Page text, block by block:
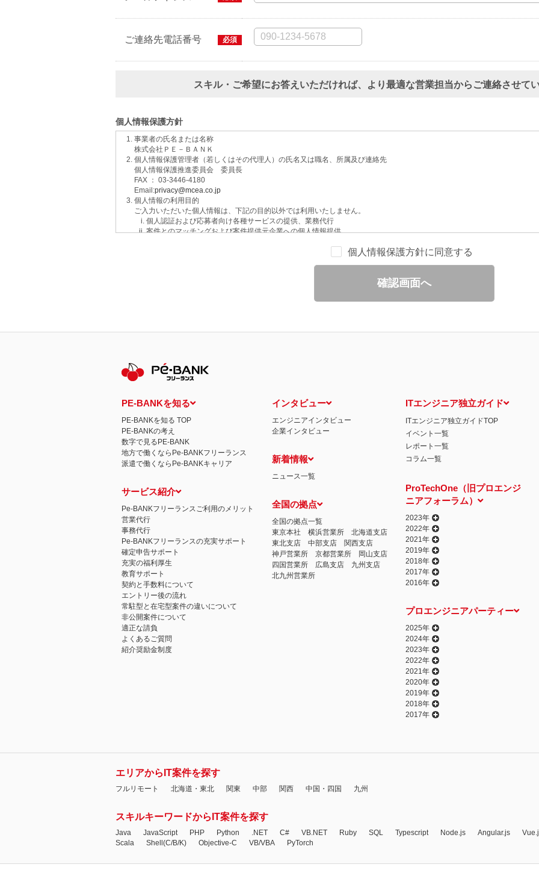
ご連絡先電話番号 必須
スキル・ご希望にお答えいただければ、より最適な営業担当からご連絡させて
個人情報保護方針
事業者の氏名または名称
株式会社ＰＥ－ＢＡＮＫ
個人情報保護管理者（若しくはその代理人）の氏名又は職名、所属及び連絡先
個人情報保護推進委員会 委員長
FAX ： 03-3446-4180
Email:privacy@mcea.co.jp
個人情報の利用目的
ご入力いただいた個人情報は、下記の目的以外では利用いたしません。
個人認証および応募者向け各種サービスの提供、業務代行
案件とのマッチングおよび案件提供元企業への個人情報提供
当社運営のウェブサイト訪問前にクリックされている広告の情報（クリック日や広告掲載サイトなど）を取得のうえ、情
取得した個人情報は法令等による場合を除いて第三者に提供することはありません。
保有個人データの開示等および問い合わせ窓口について
開示等に応ずる窓口は、下記 個人情報相談窓口になります。
認定個人情報保護団体の名称および、苦情の解決の申出先
苦情の解決の申出先
相談・苦情受付窓口
住所 〒108-0074 東京都港区高輪二丁目15番8号 グレイスビル泉岳寺前
TEL： 03-6311-7161 FAX： 03-4415-2032
本人が容易に認識できない方法による個人情報の取得
当ウェブサイトでは、広告配信事業者が提供するプログラムを利用し、特定のサイトにおいて行動ターゲティング広告（サ
心にあわせて広告を配信する広告手法）を行っております。 その際、ユーザーのサイト訪問履歴情報を採取するためCookie
別できるような情報は一切含まれておりません）。
個人情報の安全管理措置について
取得した個人情報については、漏洩、減失またはき損の防止と是正、その他個人情報の安全管理のために必要かつ適切な措置
当社の個人情報の取扱いに関する苦情、相談等の問合せ先
株式会社ＰＥ－ＢＡＮＫ 個人情報相談窓口
FAX：03-3446-4180
Email： privacy@mcea.co.jp
個人情報保護方針に同意する
確認画面へ
PE-BANKを知る
PE-BANKを知る TOP
PE-BANKの考え
数字で見るPE-BANK
地方で働くならPe-BANKフリーランス
派遣で働くならPe-BANKキャリア
サービス紹介
Pe-BANKフリーランスご利用のメリット
営業代行
事務代行
Pe-BANKフリーランスの充実サポート
確定申告サポート
充実の福利厚生
教育サポート
契約と手数料について
エントリー後の流れ
常駐型と在宅型案件の違いについて
非公開案件について
適正な請負
よくあるご質問
紹介奨励金制度
インタビュー
エンジニアインタビュー
企業インタビュー
新着情報
ニュース一覧
全国の拠点
全国の拠点一覧
東京本社
横浜営業所
北海道支店
東北支店
中部支店
関西支店
神戸営業所
京都営業所
岡山支店
四国営業所
広島支店
九州支店
北九州営業所
ITエンジニア独立ガイド
ITエンジニア独立ガイドTOP
イベント一覧
レポート一覧
コラム一覧
ProTechOne（旧プロエンジ
ニアフォーラム）
2023年
2022年
2021年
2019年
2018年
2017年
2016年
プロエンジニアパーティー
2025年
2024年
2023年
2022年
2021年
2020年
2019年
2018年
2017年
エリアからIT案件を探す
フルリモート 北海道・東北 関東 中部 関西 中国・四国 九州
スキルキーワードからIT案件を探す
Java JavaScript PHP Python .NET C# VB.NET Ruby SQL Typescript Node.js Angular.js
Scala
Shell(C/B/K) Objective-C VB/VBA PyTorch